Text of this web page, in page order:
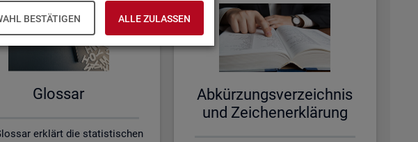
BESTÄTIGEN ALLE ZULASSEN
Glos­sar
erklärt die statistischen
Ab­kür­zungs­ver­zeich­nis
und Zei­chen­er­klä­rung